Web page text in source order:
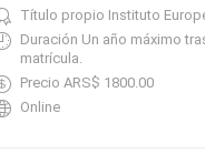
Título propio Instituto
Duración Un año máximo
matrícula.
Precio ARS$ 1800.00
Online